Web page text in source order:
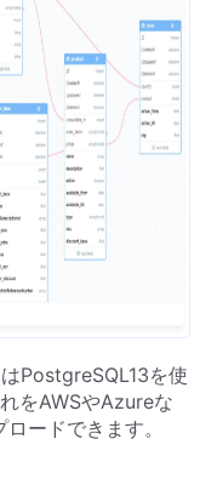
PostgreSQL13を使
をAWSやAzureな
ードできます。